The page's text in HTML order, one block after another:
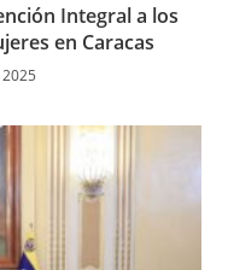
Integral a los
en Caracas